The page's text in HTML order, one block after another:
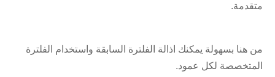
متقدمة.
من هنا بسهولة يمكنك اذالة الفلترة السابقة واستخدام الفلترة
المتخصصة لكل عمود.